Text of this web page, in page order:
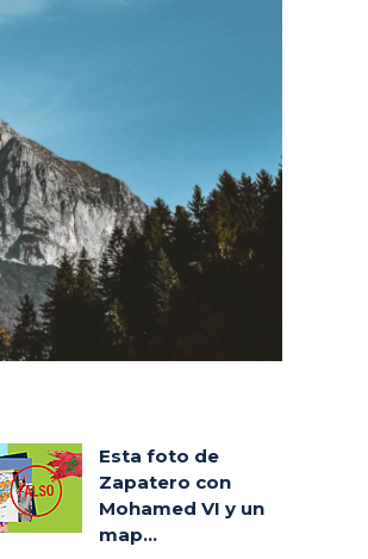
Esta foto de
Zapatero con
Mohamed VI y un
map...